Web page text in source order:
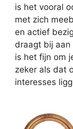
is het vooral
met zich
en actief
draagt bij aan
is het fijn om
zeker als dat
interesses